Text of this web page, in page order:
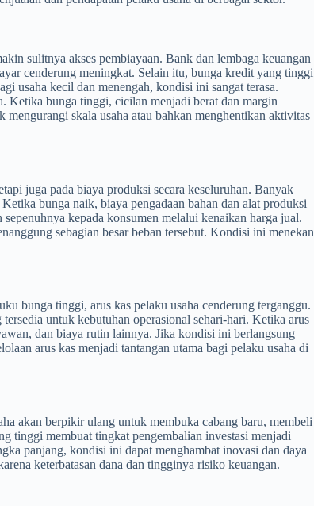
sulitnya akses pembiayaan. Bank dan lembaga keuangan
cenderung meningkat. Selain itu, bunga kredit yang tinggi
usaha kecil dan menengah, kondisi ini sangat terasa.
bunga tinggi, cicilan menjadi berat dan margin
skala usaha atau bahkan menghentikan aktivitas
juga pada biaya produksi secara keseluruhan. Banyak
bunga naik, biaya pengadaan bahan dan alat produksi
kepada konsumen melalui kenaikan harga jual.
sebagian besar beban tersebut. Kondisi ini menekan
bunga tinggi, arus kas pelaku usaha cenderung terganggu.
untuk kebutuhan operasional sehari-hari. Ketika arus
dan biaya rutin lainnya. Jika kondisi ini berlangsung
arus kas menjadi tantangan utama bagi pelaku usaha di
akan berpikir ulang untuk membuka cabang baru, membeli
tinggi membuat tingkat pengembalian investasi menjadi
panjang, kondisi ini dapat menghambat inovasi dan daya
keterbatasan dana dan tingginya risiko keuangan.